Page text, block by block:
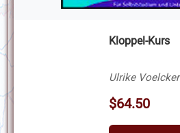
Kloppel-Kurs
Ulrike Voelcker
$64.50